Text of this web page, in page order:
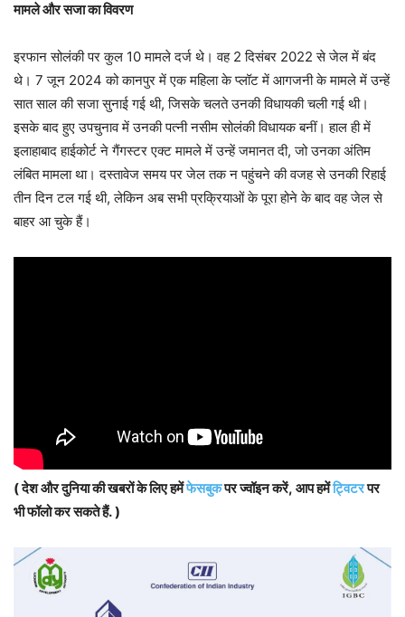
मामले और सजा का विवरण
इरफान सोलंकी पर कुल 10 मामले दर्ज थे। वह 2 दिसंबर 2022 से जेल में बंद
थे। 7 जून 2024 को कानपुर में एक महिला के प्लॉट में आगजनी के मामले में उन्हें
सात साल की सजा सुनाई गई थी, जिसके चलते उनकी विधायकी चली गई थी।
इसके बाद हुए उपचुनाव में उनकी पत्नी नसीम सोलंकी विधायक बनीं। हाल ही में
इलाहाबाद हाईकोर्ट ने गैंगस्टर एक्ट मामले में उन्हें जमानत दी, जो उनका अंतिम
लंबित मामला था। दस्तावेज समय पर जेल तक न पहुंचने की वजह से उनकी रिहाई
तीन दिन टल गई थी, लेकिन अब सभी प्रक्रियाओं के पूरा होने के बाद वह जेल से
बाहर आ चुके हैं।
( देश और दुनिया की खबरों के लिए हमेंफेसबुकपर ज्वॉइन करें, आप हमेंट्विटरपर
भी फॉलो कर सकते हैं. )